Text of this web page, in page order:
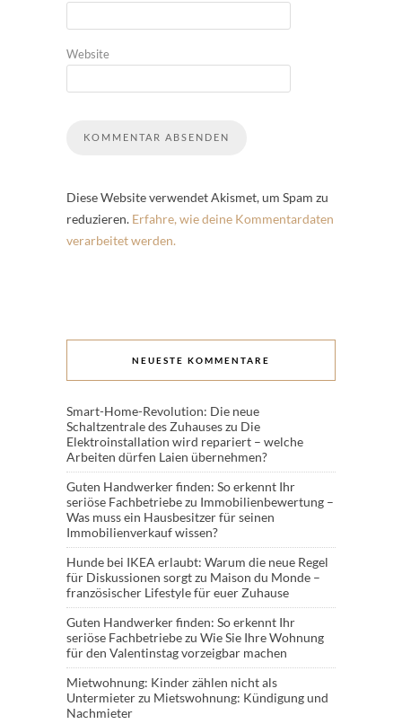
Website
Diese Website verwendet Akismet, um Spam zu
reduzieren. Erfahre, wie deine Kommentardaten
verarbeitet werden.
NEUESTE KOMMENTARE
Smart-Home-Revolution: Die neue
Schaltzentrale des Zuhauseszu Die
Elektroinstallation wird repariert – welche
Arbeiten dürfen Laien übernehmen?
Guten Handwerker finden: So erkennt Ihr
seriöse Fachbetriebezu Immobilienbewertung –
Was muss ein Hausbesitzer für seinen
Immobilienverkauf wissen?
Hunde bei IKEA erlaubt: Warum die neue Regel
für Diskussionen sorgtzu Maison du Monde –
französischer Lifestyle für euer Zuhause
Guten Handwerker finden: So erkennt Ihr
seriöse Fachbetriebezu Wie Sie Ihre Wohnung
für den Valentinstag vorzeigbar machen
Mietwohnung: Kinder zählen nicht als
Untermieterzu Mietswohnung: Kündigung und
Nachmieter